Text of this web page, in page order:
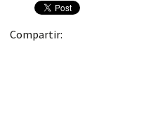
Compartir: